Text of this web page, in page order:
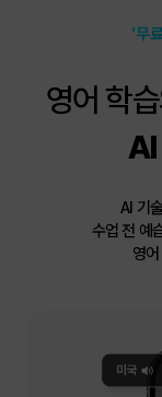
'무
영어 학
AI
AI 기
수업 전 예
영